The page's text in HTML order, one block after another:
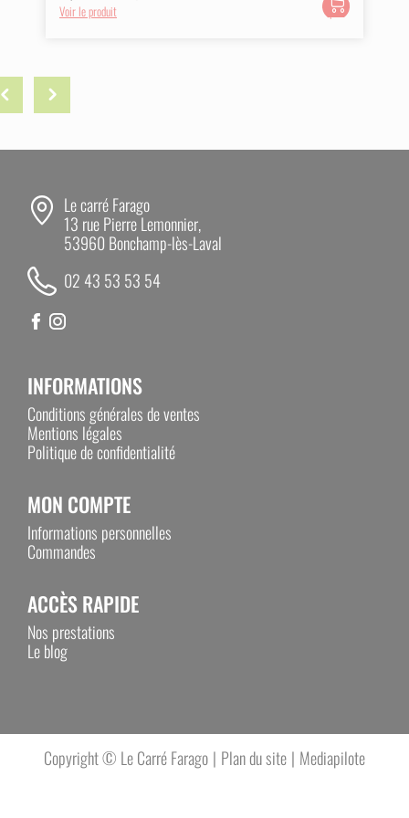
Voir le produit
au
Le carré Farago
13 rue Pierre Lemonnier,
53960 Bonchamp-lès-Laval
02 43 53 53 54
INFORMATIONS
Conditions générales de ventes
Mentions légales
Politique de confidentialité
MON COMPTE
Informations personnelles
Commandes
ACCÈS RAPIDE
Nos prestations
Le blog
Plan du site Mediapilote